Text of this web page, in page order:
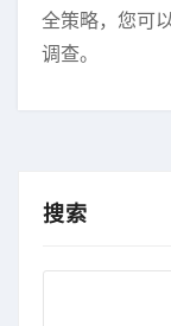
全策略，您可
调查。
搜索